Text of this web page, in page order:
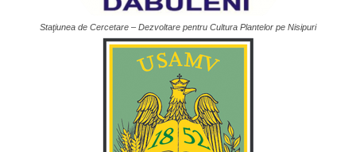
Staţiunea de Cercetare – Dezvoltare pentru Cultura Plantelor pe Nisipuri